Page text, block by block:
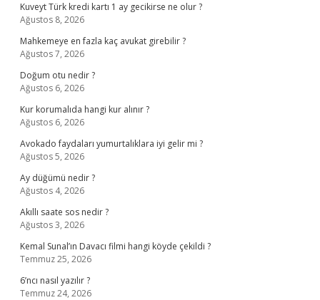
Kuveyt Türk kredi kartı 1 ay gecikirse ne olur ?
Ağustos 8, 2026
Mahkemeye en fazla kaç avukat girebilir ?
Ağustos 7, 2026
Doğum otu nedir ?
Ağustos 6, 2026
Kur korumalıda hangi kur alınır ?
Ağustos 6, 2026
Avokado faydaları yumurtalıklara iyi gelir mi ?
Ağustos 5, 2026
Ay düğümü nedir ?
Ağustos 4, 2026
Akıllı saate sos nedir ?
Ağustos 3, 2026
Kemal Sunal’ın Davacı filmi hangi köyde çekildi ?
Temmuz 25, 2026
6’ncı nasıl yazılır ?
Temmuz 24, 2026